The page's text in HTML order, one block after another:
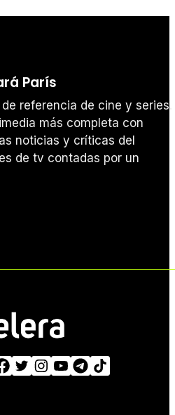
París
referencia de cine y series.
más completa con
noticias y críticas del
de tv contadas por un